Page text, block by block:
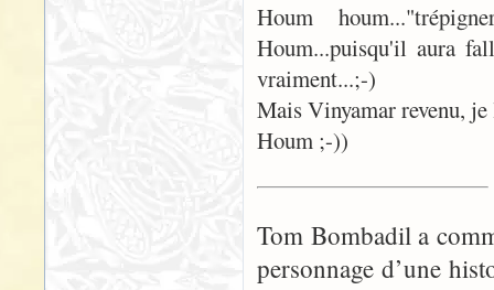
Houm
Houm...puisqu'il aura
vraiment...;-)
Mais Vinyamar revenu,
Houm ;-))
Tom Bombadil a
personnage d’une